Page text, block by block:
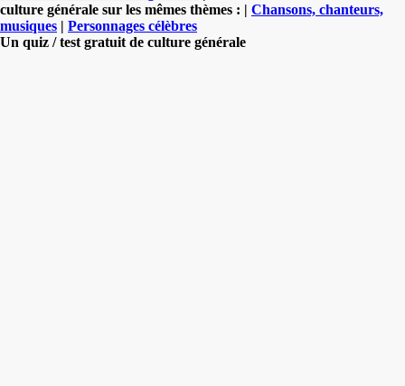
culture générale sur les mêmes thèmes : | Chansons, chanteurs,
musiques | Personnages célèbres
Un quiz / test gratuit de culture générale